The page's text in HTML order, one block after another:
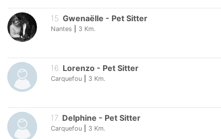
15 Gwenaëlle - Pet Sitter
Nantes 3 Km.
16 Lorenzo - Pet Sitter
Carquefou 3 Km.
17. Delphine - Pet Sitter
Carquefou 3 Km.